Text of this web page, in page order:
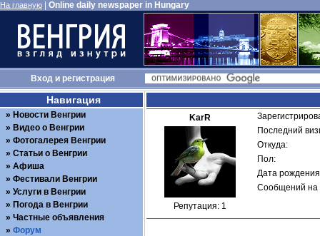
На главную Online daily newspaper in Hungary
Входи регистрация
KarR
Репутация: 1
Последний
Откуда:
Пол:
Дата
Сообщений на
Навигация
Новости Венгрии
Видео о Венгрии
Фотогалерея Венгрии
Статьи о Венгрии
Афиша
Фестивали Венгрии
Услуги в Венгрии
Погода в Венгрии
Частные объявления
Форум